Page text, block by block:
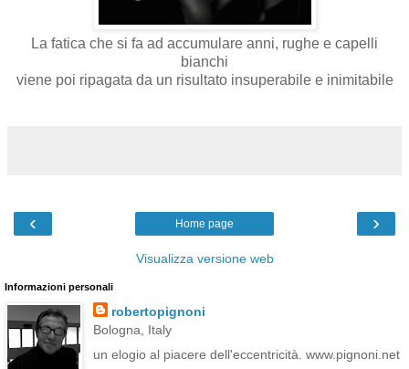
La fatica che si fa ad accumulare anni, rughe e capelli
bianchi
viene poi ripagata da un risultato insuperabile e inimitabile
‹ ›
Home page
Visualizza versione web
Informazioni personali
robertopignoni
Bologna, Italy
un elogio al piacere dell'eccentricità. www.pignoni.net